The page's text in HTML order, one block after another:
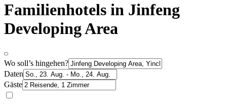
Familienhotels in Jinfeng
Developing Area
Wo soll’s hingehen?
Daten
Gäste